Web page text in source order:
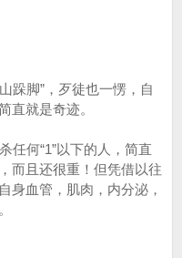
跺脚”，歹徒也一愣，自
直就是奇迹。
任何“1”以下的人，简直
而且还很重！但凭借以往
身血管，肌肉，内分泌，